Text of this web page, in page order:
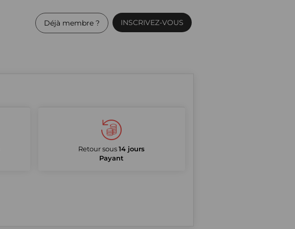
INSCRIVEZ-VOUS
Déjà membre ?
Retour sous14 jours
Payant